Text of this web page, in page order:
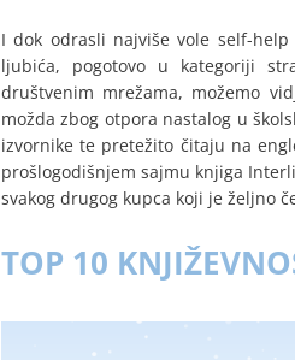
I dok odrasli najviše vole self-
ljubića, pogotovo u kategoriji
društvenim mrežama, možemo
možda zbog otpora nastalog u
izvornike te pretežito čitaju na
prošlogodišnjem sajmu knjiga
svakog drugog kupca koji je željno
TOP 10